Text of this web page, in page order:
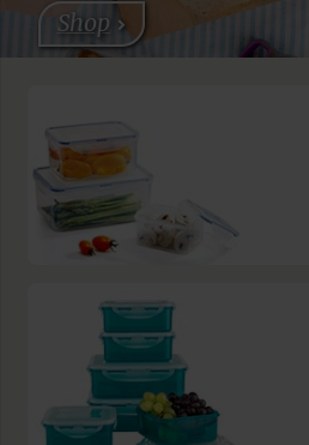
Shop